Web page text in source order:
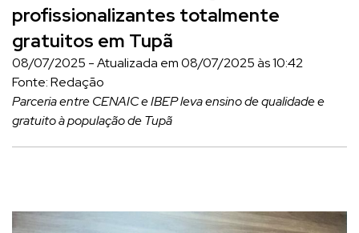
profissionalizantes totalmente
gratuitos em Tupã
08/07/2025 - Atualizada em 08/07/2025 às 10:42
Fonte: Redação
Parceria entre CENAIC e IBEP leva ensino de qualidade e
gratuito à população de Tupã